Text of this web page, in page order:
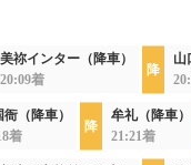
美祢インター（降車）
20:09着
山
（降車）
着
牟礼（降車）
21:21着